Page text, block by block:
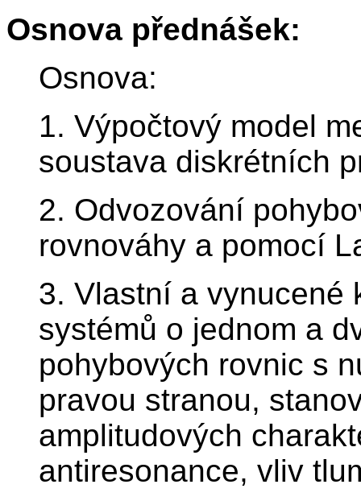
Osnova přednášek:
Osnova:
1. Výpočtový model
soustava diskrétních
2. Odvozování
rovnováhy a pomocí
3. Vlastní a vynucené
systémů o jednom a
pohybových rovnic s
pravou stranou,
amplitudových
antiresonance, vliv